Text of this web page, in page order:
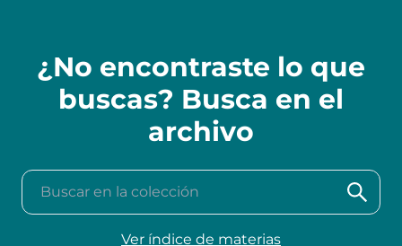
¿No encontraste lo que
buscas? Busca en el
archivo
Buscar en la colección
Ver índice de materias